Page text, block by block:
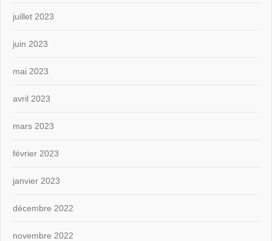
juillet 2023
juin 2023
mai 2023
avril 2023
mars 2023
février 2023
janvier 2023
décembre 2022
novembre 2022